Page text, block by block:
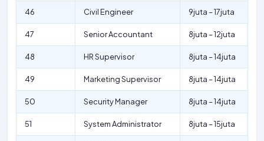
46 Civil Engineer 9juta – 17juta
47 Senior Accountant 8juta – 12juta
48 HR Supervisor 8juta – 14juta
49 Marketing Supervisor 8juta – 14juta
50 Security Manager 8juta – 14juta
51 System Administrator 8juta – 15juta